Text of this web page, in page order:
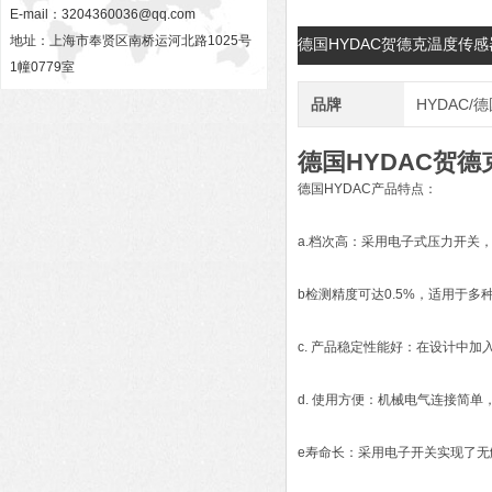
E-mail： 3204360036@qq.com
地址：上海市奉贤区南桥运河北路1025号
1幢0779室
德国HYDAC贺德克温度传
品牌 HYDAC/
德国HYDAC贺德
德国HYDAC产品特点：
a.档次高：采用电子式压力开关
b检测精度可达0.5%，适用于多
c. 产品稳定性能好：在设计中加
d. 使用方便：机械电气连接简单
e寿命长：采用电子开关实现了